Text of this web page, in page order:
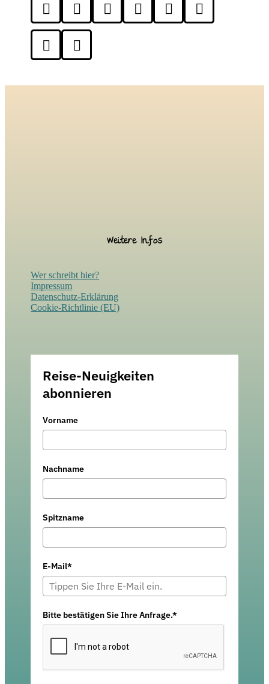
     
 
Weitere Infos
Wer schreibt hier?
Impressum
Datenschutz-Erklärung
Cookie-Richtlinie (EU)
Reise-Neuigkeiten
abonnieren
Vorname
Nachname
Spitzname
E-Mail*
Bitte bestätigen Sie Ihre Anfrage.*